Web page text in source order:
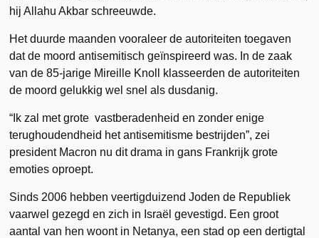
hij Allahu Akbar schreeuwde.
Het duurde maanden vooraleer de autoriteiten toegaven
dat de moord antisemitisch geïnspireerd was. In de zaak
van de 85-jarige Mireille Knoll klasseerden de autoriteiten
de moord gelukkig wel snel als dusdanig.
“Ik zal met grote vastberadenheid en zonder enige
terughoudendheid het antisemitisme bestrijden”, zei
president Macron nu dit drama in gans Frankrijk grote
emoties oproept.
Sinds 2006 hebben veertigduizend Joden de Republiek
vaarwel gezegd en zich in Israël gevestigd. Een groot
aantal van hen woont in Netanya, een stad op een dertigtal